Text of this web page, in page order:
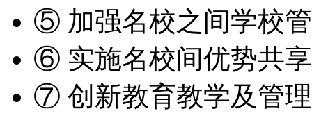
⑤ 加强名校之间学校
⑥ 实施名校间优势共
⑦ 创新教育教学及管